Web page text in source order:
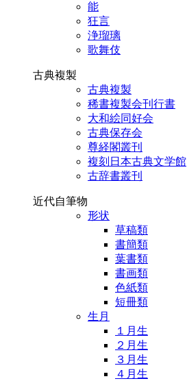
能
狂言
浄瑠璃
歌舞伎
古典複製
古典複製
稀書複製会刊行書
大和絵同好会
古典保存会
尊経閣叢刊
複刻日本古典文学館
古辞書叢刊
近代自筆物
形状
草稿類
書簡類
葉書類
書画類
色紙類
短冊類
生月
１月生
２月生
３月生
４月生